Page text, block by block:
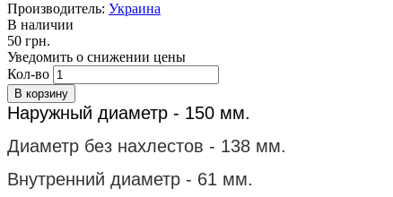
Производитель: Украина
В наличии
50 грн.
Уведомить о снижении цены
Кол-во
Наружный диаметр - 150 мм.
Диаметр без нахлестов - 138 мм.
Внутренний диаметр - 61 мм.